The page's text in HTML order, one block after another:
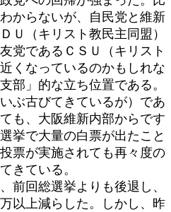
からないが、自民党と維新
Ｕ（キリスト教民主同盟）
党であるＣＳＵ（キリスト
くなっているのかもしれな
部」的な立ち位置である。
ぶ古びてきているが）であ
も、大阪維新内部からです
挙で大量の白票が出たこと
票が実施されても再々度の
きている。
前回総選挙よりも後退し、
以上減らした。しかし、昨